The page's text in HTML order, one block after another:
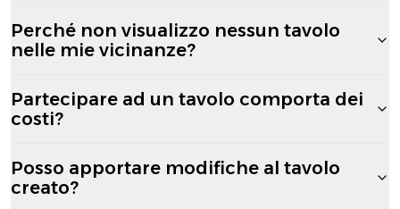
Perché non visualizzo nessun tavolo
nelle mie vicinanze?
Partecipare ad un tavolo comporta dei
costi?
Posso apportare modifiche al tavolo
creato?